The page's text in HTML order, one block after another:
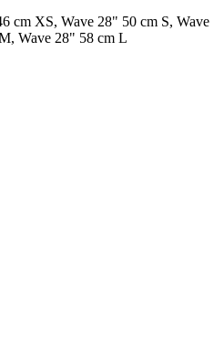
cm XS, Wave 28" 50 cm S, Wave
Wave 28" 58 cm L